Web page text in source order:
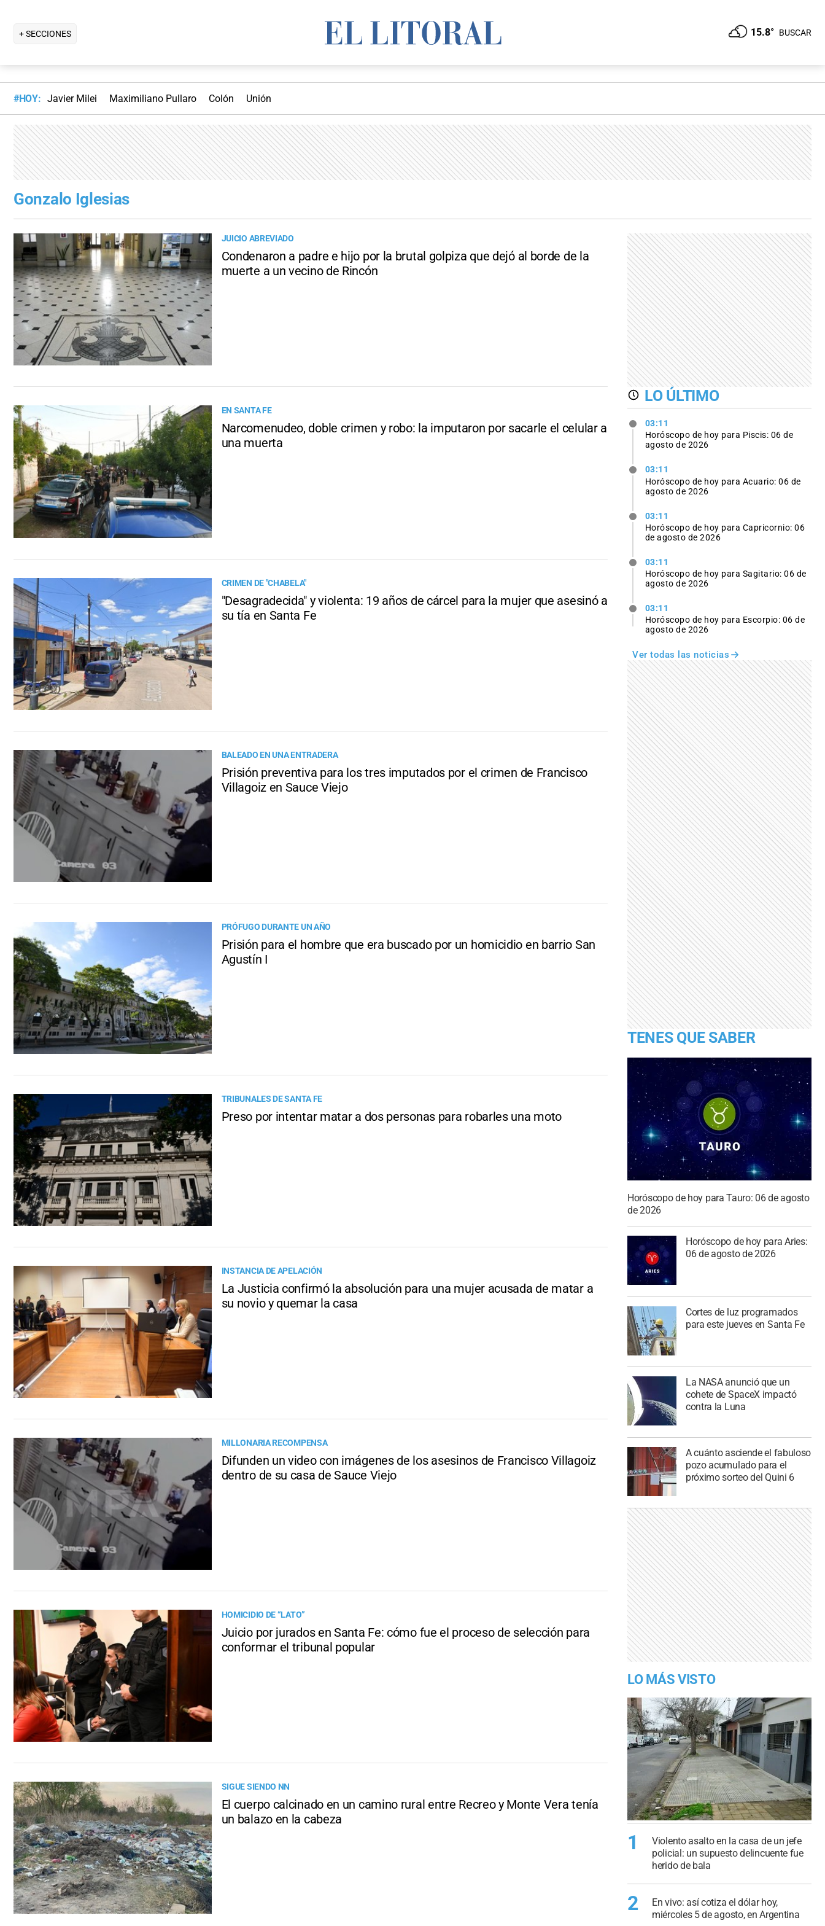
+ SECCIONES 15.8° BUSCAR
#HOY: Javier Milei Maximiliano Pullaro Colón Unión
Gonzalo Iglesias
JUICIO ABREVIADO
Condenaron a padre e hijo por la brutal golpiza que dejó al borde de la
muerte a un vecino de Rincón
EN SANTA FE
Narcomenudeo, doble crimen y robo: la imputaron por sacarle el celular a
una muerta
CRIMEN DE "CHABELA"
"Desagradecida" y violenta: 19 años de cárcel para la mujer que asesinó a
su tía en Santa Fe
BALEADO EN UNA ENTRADERA
Prisión preventiva para los tres imputados por el crimen de Francisco
Villagoiz en Sauce Viejo
PRÓFUGO DURANTE UN AÑO
Prisión para el hombre que era buscado por un homicidio en barrio San
Agustín I
TRIBUNALES DE SANTA FE
Preso por intentar matar a dos personas para robarles una moto
INSTANCIA DE APELACIÓN
La Justicia confirmó la absolución para una mujer acusada de matar a
su novio y quemar la casa
MILLONARIA RECOMPENSA
Difunden un video con imágenes de los asesinos de Francisco Villagoiz
dentro de su casa de Sauce Viejo
HOMICIDIO DE “LATO”
Juicio por jurados en Santa Fe: cómo fue el proceso de selección para
conformar el tribunal popular
SIGUE SIENDO NN
El cuerpo calcinado en un camino rural entre Recreo y Monte Vera tenía
un balazo en la cabeza
LO ÚLTIMO
03:11
Horóscopo de hoy para Piscis: 06 de
agosto de 2026
03:11
Horóscopo de hoy para Acuario: 06 de
agosto de 2026
03:11
Horóscopo de hoy para Capricornio: 06
de agosto de 2026
03:11
Horóscopo de hoy para Sagitario: 06 de
agosto de 2026
03:11
Horóscopo de hoy para Escorpio: 06 de
agosto de 2026
Ver todas las noticias
TENES QUE SABER
Horóscopo de hoy para Tauro: 06 de agosto
de 2026
Horóscopo de hoy para Aries:
06 de agosto de 2026
Cortes de luz programados
para este jueves en Santa Fe
La NASA anunció que un
cohete de SpaceX impactó
contra la Luna
A cuánto asciende el fabuloso
pozo acumulado para el
próximo sorteo del Quini 6
LO MÁS VISTO
1
Violento asalto en la casa de un jefe
policial: un supuesto delincuente fue
herido de bala
2
En vivo: así cotiza el dólar hoy,
miércoles 5 de agosto, en Argentina